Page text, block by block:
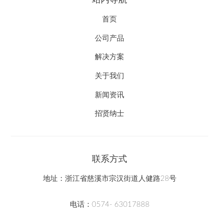
首页
公司产品
解决方案
关于我们
新闻资讯
招贤纳士
联系方式
地址： 浙江省慈溪市宗汉街道人健路28号
电话： 0574- 63017888